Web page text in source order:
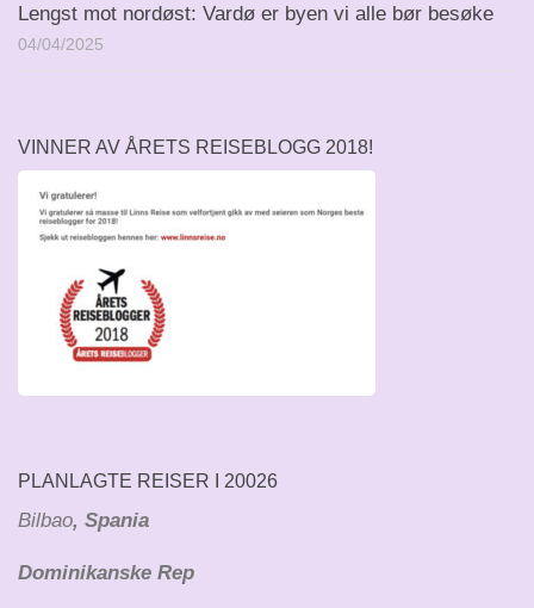
Lengst mot nordøst: Vardø er byen vi alle bør besøke
04/04/2025
VINNER AV ÅRETS REISEBLOGG 2018!
PLANLAGTE REISER I 20026
Bilbao, Spania
Dominikanske Rep